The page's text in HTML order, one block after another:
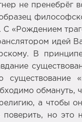
не
«Рождением
идей
В
а чтобы
поверить, но